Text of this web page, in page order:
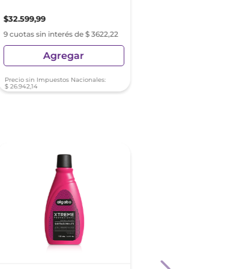
$32.599,99
9 cuotas sin interés de $ 3622,22
Agregar
Precio sin Impuestos Nacionales:
$ 26.942,14